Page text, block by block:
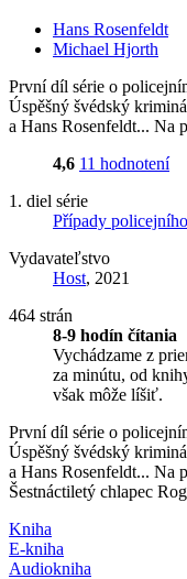
Hans Rosenfeldt
Michael Hjorth
První díl série o
Úspěšný švédský
a Hans Rosenfeldt... Na
4,6 11 hodnotení
1. diel série
Případy
Vydavateľstvo
Host, 2021
464 strán
8-9 hodín čítania
Vychádzame z
za minútu, od
však môže líšiť.
První díl série o
Úspěšný švédský
a Hans Rosenfeldt... Na
Šestnáctiletý chlapec
Kniha
E-kniha
Audiokniha